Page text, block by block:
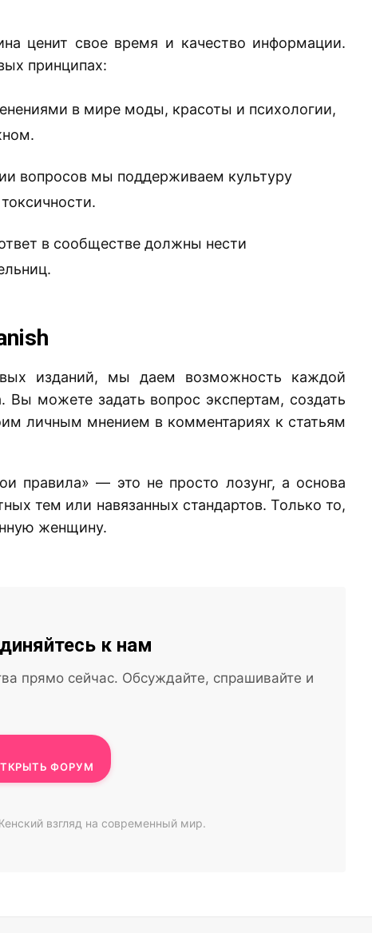
ценит свое время и качество информации.
принципах:
в мире моды, красоты и психологии,
вопросов мы поддерживаем культуру
в сообществе должны нести
изданий, мы даем возможность каждой
Вы можете задать вопрос экспертам, создать
личным мнением в комментариях к статьям
правила» — это не просто лозунг, а основа
тем или навязанных стандартов. Только то,
женщину.
к нам
прямо сейчас. Обсуждайте, спрашивайте и
ФОРУМ
взгляд на современный мир.